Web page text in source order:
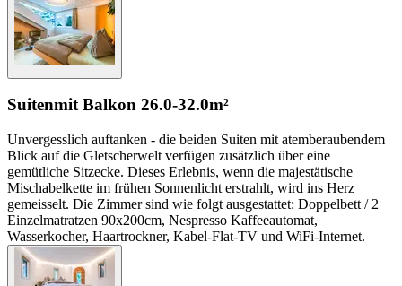
Suitenmit Balkon 26.0-32.0m²
Unvergesslich auftanken - die beiden Suiten mit atemberaubendem
Blick auf die Gletscherwelt verfügen zusätzlich über eine
gemütliche Sitzecke. Dieses Erlebnis, wenn die majestätische
Mischabelkette im frühen Sonnenlicht erstrahlt, wird ins Herz
gemeisselt. Die Zimmer sind wie folgt ausgestattet: Doppelbett / 2
Einzelmatratzen 90x200cm, Nespresso Kaffeeautomat,
Wasserkocher, Haartrockner, Kabel-Flat-TV und WiFi-Internet.